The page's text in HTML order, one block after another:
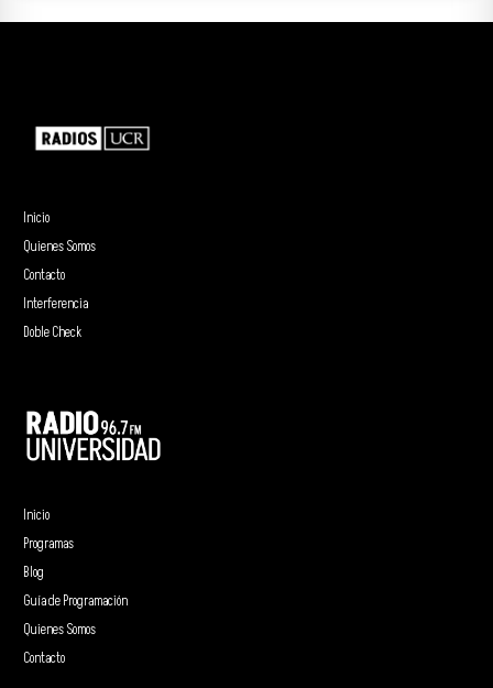
Inicio
Quienes Somos
Contacto
Interferencia
Doble Check
Inicio
Programas
Blog
Guía de Programación
Quienes Somos
Contacto